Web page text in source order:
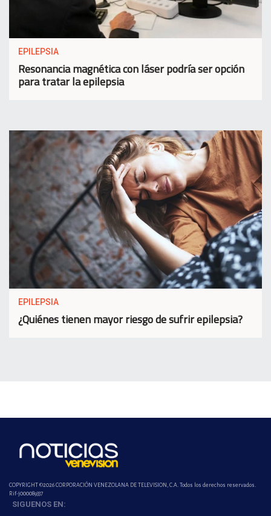
EPILEPSIA
Resonancia magnética con láser podría ser opción
para tratar la epilepsia
EPILEPSIA
¿Quiénes tienen mayor riesgo de sufrir epilepsia?
COPYRIGHT ©2026 CORPORACIÓN VENEZOLANA DE TELEVISION, C.A. Todos los derechos reservados.
Rif-j000089337
SIGUENOS EN: